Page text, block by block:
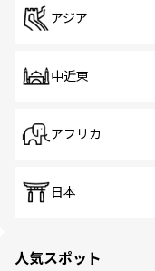
アジア
中近東
アフリカ
日本
人気スポット